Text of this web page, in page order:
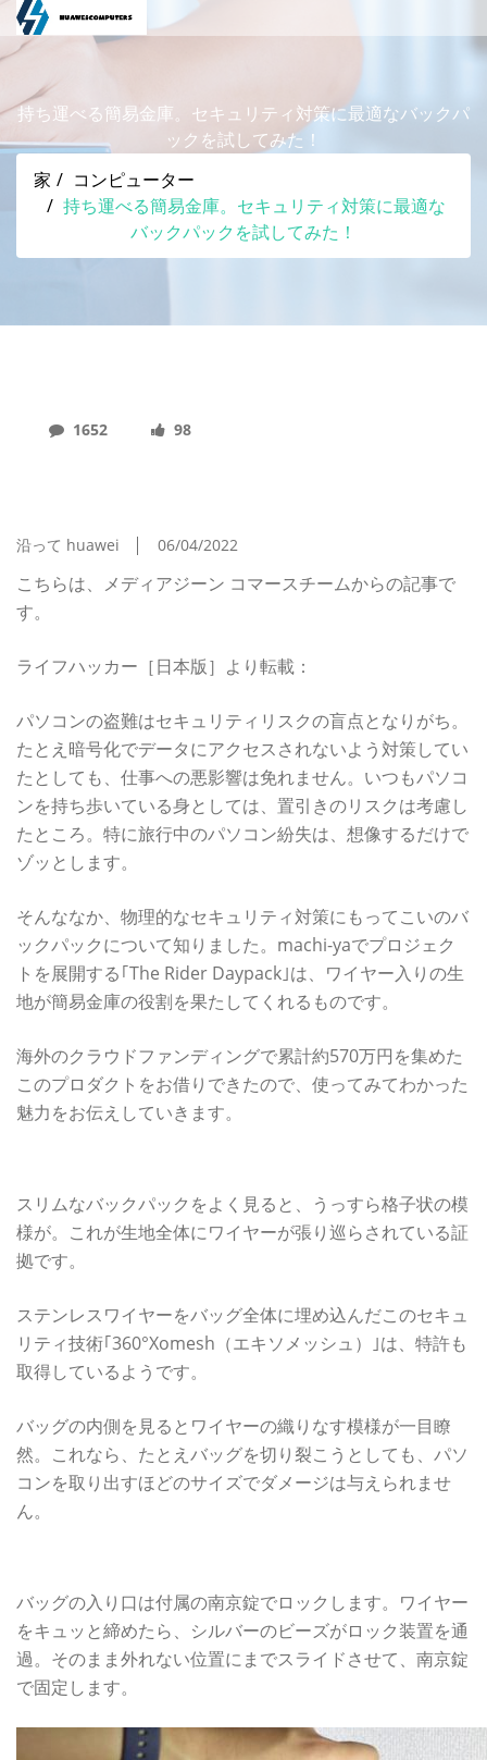
持ち運べる簡易金庫。セキュリティ対策に最適なバックパ
ックを試してみた！
家
コンピューター
持ち運べる簡易金庫。セキュリティ対策に最適な
バックパックを試してみた！
1652 98
沿って huawei 06/04/2022
こちらは、メディアジーン コマースチームからの記事で
す。
ライフハッカー［日本版］より転載：
パソコンの盗難はセキュリティリスクの盲点となりがち。
たとえ暗号化でデータにアクセスされないよう対策してい
たとしても、仕事への悪影響は免れません。いつもパソコ
ンを持ち歩いている身としては、置引きのリスクは考慮し
たところ。特に旅行中のパソコン紛失は、想像するだけで
ゾッとします。
そんななか、物理的なセキュリティ対策にもってこいのバ
ックパックについて知りました。machi-yaでプロジェク
トを展開する｢The Rider Daypack｣は、ワイヤー入りの生
地が簡易金庫の役割を果たしてくれるものです。
海外のクラウドファンディングで累計約570万円を集めた
このプロダクトをお借りできたので、使ってみてわかった
魅力をお伝えしていきます。
スリムなバックパックをよく見ると、うっすら格子状の模
様が。これが生地全体にワイヤーが張り巡らされている証
拠です。
ステンレスワイヤーをバッグ全体に埋め込んだこのセキュ
リティ技術｢360°Xomesh（エキソメッシュ）｣は、特許も
取得しているようです。
バッグの内側を見るとワイヤーの織りなす模様が一目瞭
然。これなら、たとえバッグを切り裂こうとしても、パソ
コンを取り出すほどのサイズでダメージは与えられませ
ん。
バッグの入り口は付属の南京錠でロックします。ワイヤー
をキュッと締めたら、シルバーのビーズがロック装置を通
過。そのまま外れない位置にまでスライドさせて、南京錠
で固定します。